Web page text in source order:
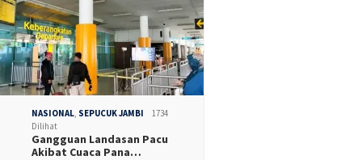
NASIONAL SEPUCUK JAMBI
1734
Dilihat
Gangguan Landasan Pacu
Akibat Cuaca Pana…